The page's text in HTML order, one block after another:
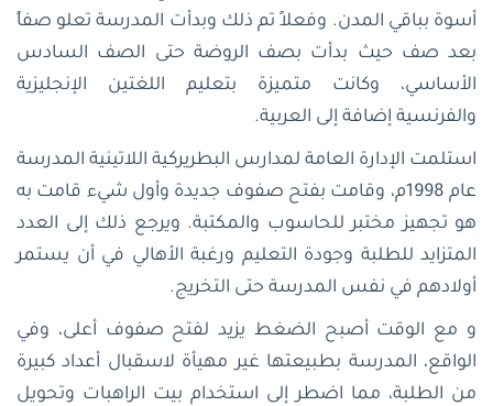
أسوة بباقي المدن. وفعلاً تم ذلك وبدأت المدرسة تعلو صفاً
بعد صف حيث بدأت بصف الروضة حتى الصف السادس
الأساسي، وكانت متميزة بتعليم اللغتين الإنجليزية
والفرنسية إضافة إلى العربية.
استلمت الإدارة العامة لمدارس البطريركية اللاتينية المدرسة
عام 1998م، وقامت بفتح صفوف جديدة وأول شيء قامت به
هو تجهيز مختبر للحاسوب والمكتبة. ويرجع ذلك إلى العدد
المتزايد للطلبة وجودة التعليم ورغبة الأهالي في أن يستمر
أولادهم في نفس المدرسة حتى التخريج.
و مع الوقت أصبح الضغط يزيد لفتح صفوف أعلى، وفي
الواقع، المدرسة بطبيعتها غير مهيأة لاسقبال أعداد كبيرة
من الطلبة، مما اضطر إلى استخدام بيت الراهبات وتحويل